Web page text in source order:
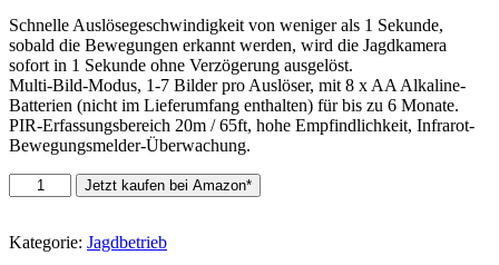
Schnelle Auslösegeschwindigkeit von weniger als 1 Sekunde,
sobald die Bewegungen erkannt werden, wird die Jagdkamera
sofort in 1 Sekunde ohne Verzögerung ausgelöst.
Multi-Bild-Modus, 1-7 Bilder pro Auslöser, mit 8 x AA Alkaline-
Batterien (nicht im Lieferumfang enthalten) für bis zu 6 Monate.
PIR-Erfassungsbereich 20m / 65ft, hohe Empfindlichkeit, Infrarot-
Bewegungsmelder-Überwachung.
WYLZLIY-
Home
1080P
Jetzt kaufen bei Amazon*
Kategorie: Jagdbetrieb